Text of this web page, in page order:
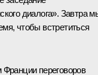
диалога». Завтра
чтобы встретиться
переговоров